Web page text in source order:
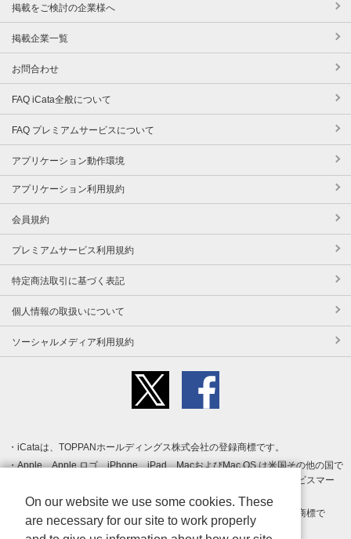
掲載をご検討の企業様へ
掲載企業一覧
お問合わせ
FAQ iCata全般について
FAQ プレミアムサービスについて
アプリケーション動作環境
アプリケーション利用規約
会員規約
プレミアムサービス利用規約
特定商法取引に基づく表記
個人情報の取扱いについて
ソーシャルメディア利用規約
iCataは、TOPPANホールディングス株式会社の登録商標です。
Apple、Apple ロゴ、iPhone、iPad、MacおよびMac OS は米国その他の国で
登録された Apple Inc. の商標です。App Store は Apple Inc. のサービスマー
クです。
Android、Google Play および Google Play ロゴ は Google LLC の商標で
す。
On our website we use some cookies. These
are necessary for our site to work properly